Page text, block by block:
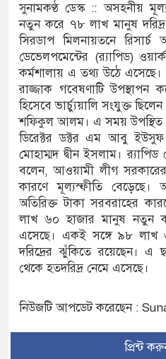
আইনে মামলা: নাদের,
আসামি
ইলেক্ট্রনিক বুথ ও সেল্ফ সার্ভিস
জেলা প্রশাসন
রেকর্ড সংশোধন ও স্বত্ব ফেরতের দাবি
জীবনের ঝুঁকি, নিরাপদ নৌযান
পদ শূন্য, ৪৫১টি প্রাথমিক বিদ্যালয়ে
নৌকাডুবিতে নিহত ২, নিখোঁজ ২,
অভিযোগে সংবাদ সম্মেলন,
সুনামকণ্ঠ ডেস্ক :: অসহনীয়
নতুন করে ৭৮ লাখ মানুষ
সিরডাপ মিলনায়তনে রিসার্চ
ডেভেলপমেন্টের (র‌্যাপিড)
কর্মশালায় এ তথ্য উঠে
রাজ্জাক গবেষণাটি উপস্থাপন
হিসেবে ভার্চ্যুয়ালি সংযুক্ত
শফিকুল আলম। এ সময় উপস্থিত
ডিরেক্টর ডক্টর এম আবু
মোহাম্মদ দ্বীন ইসলাম।
বলেন, আওয়ামী লীগ
কারণে মূল্যস্ফীতি বেড়েছে।
অতিরিক্ত টাকা সরবরাহের
লাখ ৬০ হাজার মানুষ নতুন
এসেছে। একই সঙ্গে ৯৮ লাখ
দরিদ্রের ঝুঁকিতে রয়েছেন। এ
থেকে হতদরিদ্র নেমে এসেছে।
নিউজটি আপডেট করেছেন :
প্রিন্ট